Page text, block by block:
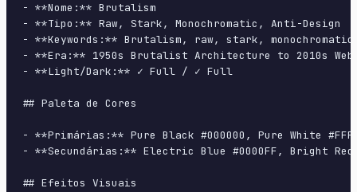
- **Nome:** Brutalism
- **Tipo:** Raw, Stark, Monochromatic, Anti-Design
- **Keywords:** Brutalism, raw, stark,
- **Era:** 1950s Brutalist Architecture to 2010s
- **Light/Dark:** ✓ Full / ✓ Full
## Paleta de Cores
- **Primárias:** Pure Black #000000, Pure White
- **Secundárias:** Electric Blue #0000FF, Bright Red
## Efeitos Visuais